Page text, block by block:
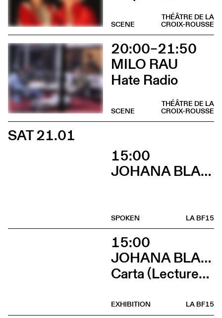
THÉÂTRE DE LA
CROIX-ROUSSE
SCENE
20:00–21:50
MILO RAU
Hate Radio
THÉÂTRE DE LA
CROIX-ROUSSE
SCENE
SAT 21.01
15:00
JOHANA BLANC
LA BF15
SPOKEN
15:00
JOHANA BLANC ET SIMONE HOLLIGER
Carta (Lectures, micro-éditions, douceurs et lancement de Wages For / Wages Agains avec Ramaya Tegegne et Tiphanie Blanc)
LA BF15
EXHIBITION